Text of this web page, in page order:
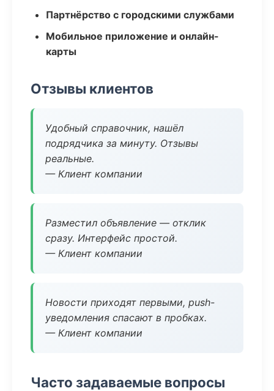
Партнёрство с городскими службами
Мобильное приложение и онлайн-
карты
Отзывы клиентов
Удобный справочник, нашёл
подрядчика за минуту. Отзывы
реальные.
— Клиент компании
Разместил объявление — отклик
сразу. Интерфейс простой.
— Клиент компании
Новости приходят первыми, push-
уведомления спасают в пробках.
— Клиент компании
Часто задаваемые вопросы